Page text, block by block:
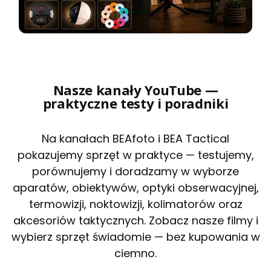
Nasze kanały YouTube —
praktyczne testy i poradniki
Na kanałach BEAfoto i BEA Tactical
pokazujemy sprzęt w praktyce — testujemy,
porównujemy i doradzamy w wyborze
aparatów, obiektywów, optyki obserwacyjnej,
termowizji, noktowizji, kolimatorów oraz
akcesoriów taktycznych. Zobacz nasze filmy i
wybierz sprzęt świadomie — bez kupowania w
ciemno.